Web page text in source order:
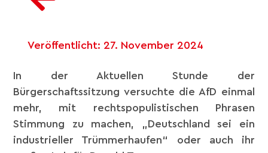
Veröffentlicht: 27. November 2024
In der Aktuellen Stunde der
Bürgerschaftssitzung versuchte die AfD einmal
mehr, mit rechtspopulistischen Phrasen
Stimmung zu machen, „Deutschland sei ein
industrieller Trümmerhaufen“ oder auch ihr